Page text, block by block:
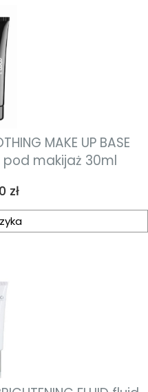
MAKE UP BASE
makijaż 30ml
zł